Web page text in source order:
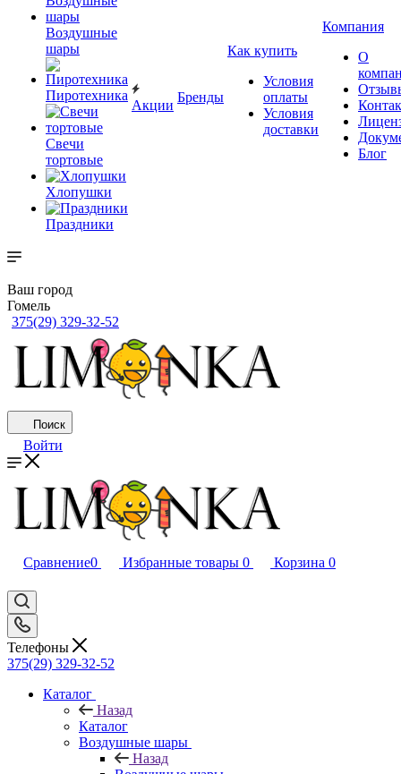
Воздушные
шары
Пиротехника
Свечи
тортовые
Хлопушки
Праздники
Акции
Бренды
Как купить
Условия
оплаты
Условия
доставки
Компания
О
Блог
Ваш город
Гомель
375(29) 329-32-52
Поиск
Войти
Сравнение0 Избранные товары 0 Корзина 0
Телефоны
375(29) 329-32-52
Каталог
Назад
Каталог
Воздушные шары
Назад